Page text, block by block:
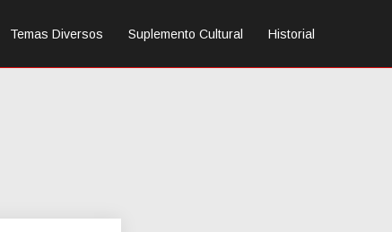
Temas Diversos Suplemento Cultural Historial